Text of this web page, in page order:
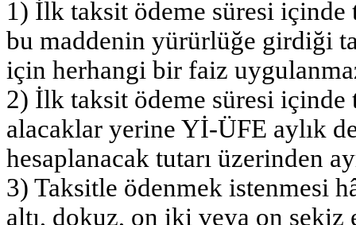
1) İlk taksit ödeme süresi içinde
bu maddenin yürürlüğe girdiği
için herhangi bir faiz
2) İlk taksit ödeme süresi içinde
alacaklar yerine Yİ-ÜFE aylık
hesaplanacak tutarı üzerinden
3) Taksitle ödenmek istenmesi
altı, dokuz, on iki veya on sekiz